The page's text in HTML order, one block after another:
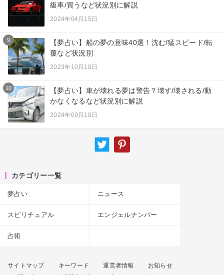
級車/買うなど状況別に解説
2024年04月15日
9
【夢占い】船の夢の意味40選！沈む/猛スピード/転
覆など状況別
2023年10月10日
10
【夢占い】車が壊れる夢は警告？壊す/壊される/動
かなくなるなど状況別に解説
2024年09月10日
カテゴリー一覧
夢占い ニュース
スピリチュアル エンジェルナンバー
占術
サイトマップ キーワード 運営者情報
お知らせ